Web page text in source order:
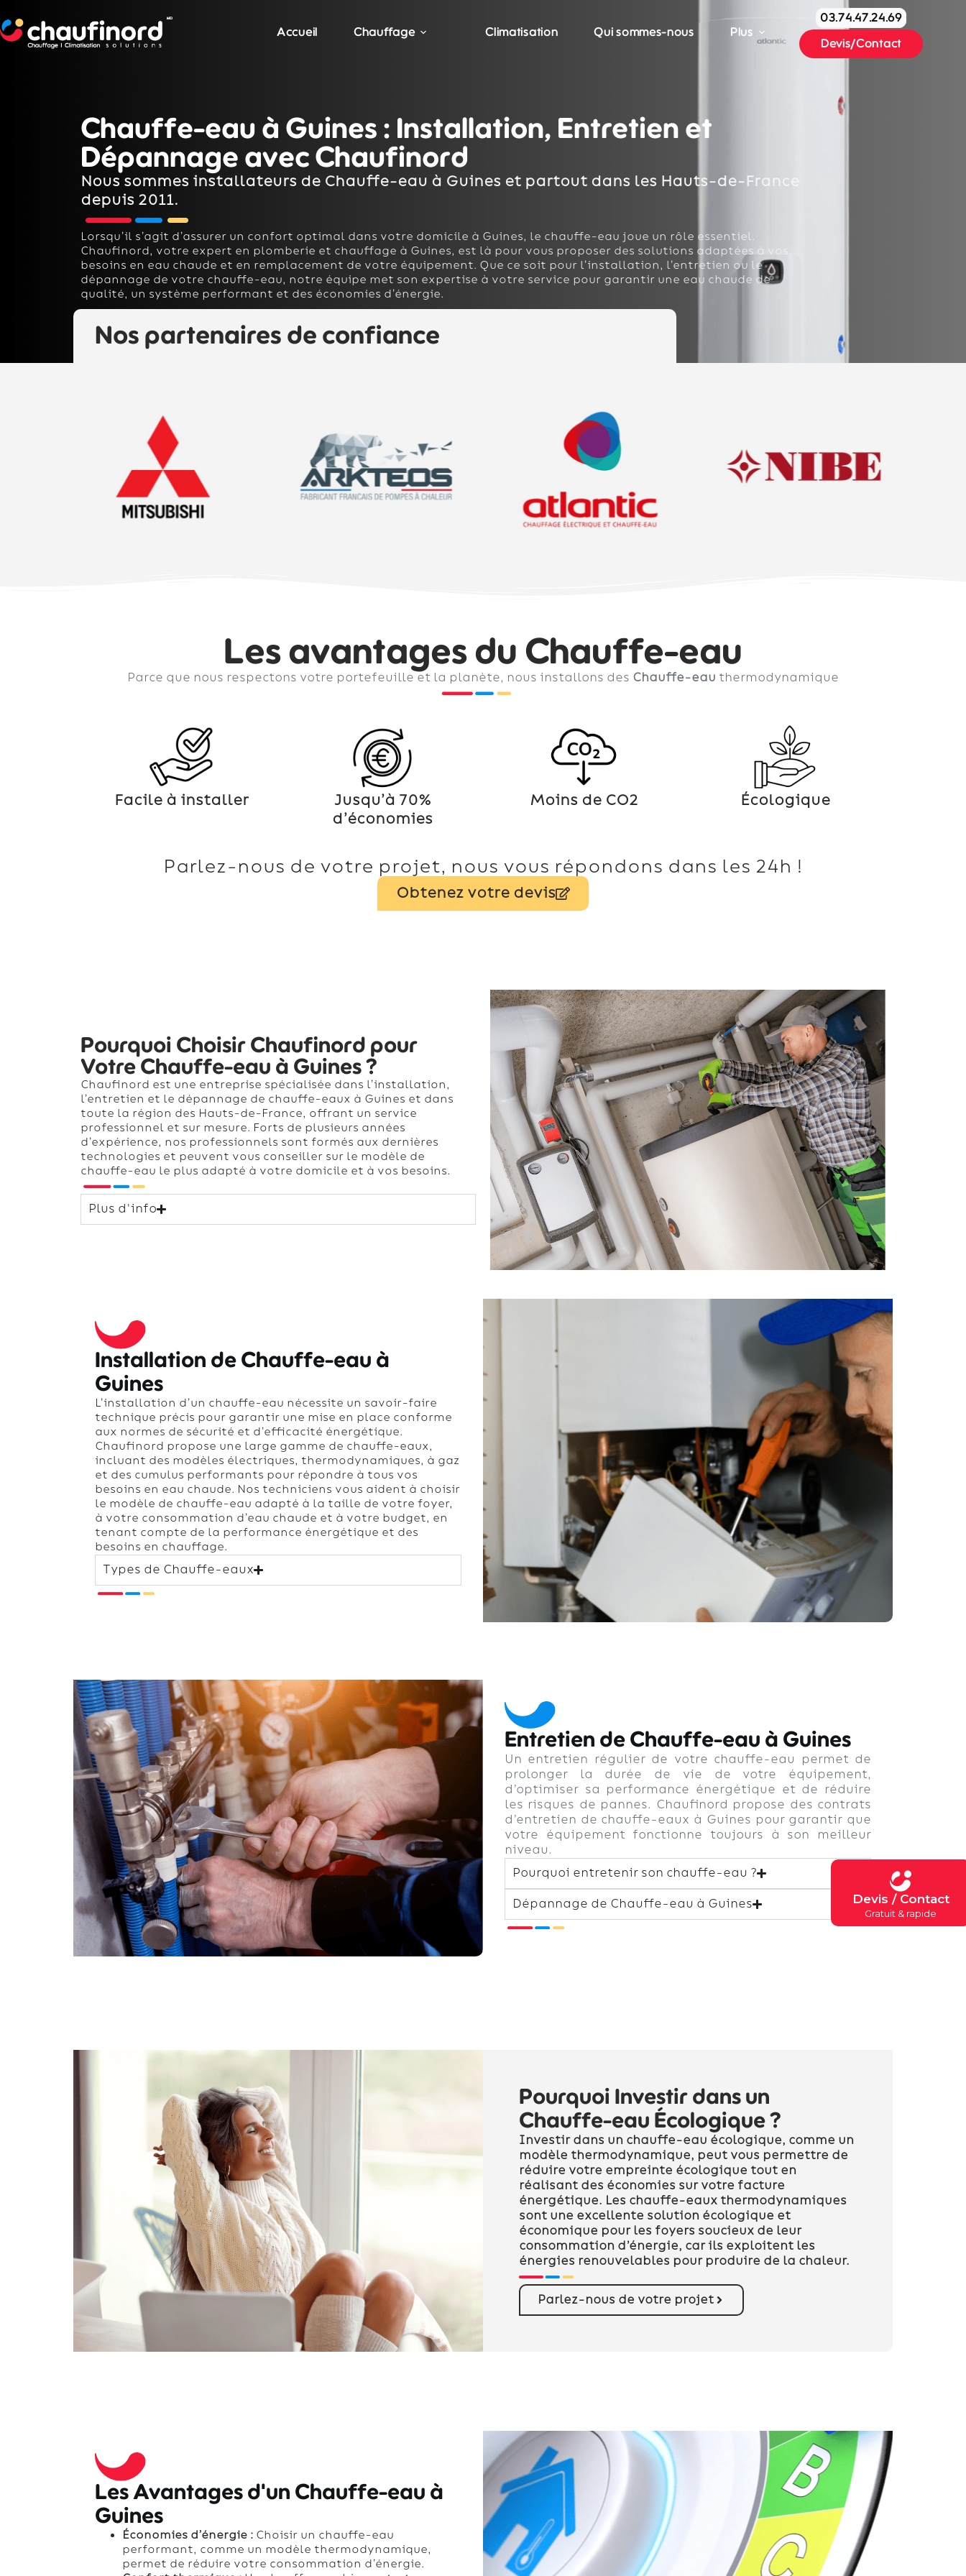
Accueil Chauffage Climatisation Qui sommes-nous Plus
03.74.47.24.69
Devis/Contact
Chauffe-eau à Guines : Installation, Entretien et
Dépannage avec Chaufinord
Nous sommes installateurs de Chauffe-eau à Guines et partout dans les Hauts-de-France
depuis 2011.
Lorsqu’il s’agit d’assurer un confort optimal dans votre domicile à Guines, le chauffe-eau joue un rôle essentiel.
Chaufinord, votre expert en plomberie et chauffage à Guines, est là pour vous proposer des solutions adaptées à vos
besoins en eau chaude et en remplacement de votre équipement. Que ce soit pour l’installation, l’entretien ou le
dépannage de votre chauffe-eau, notre équipe met son expertise à votre service pour garantir une eau chaude de
qualité, un système performant et des économies d’énergie.
Nos partenaires de confiance
Les avantages du Chauffe-eau
Parce que nous respectons votre portefeuille et la planète, nous installons des Chauffe-eau thermodynamique
Facile à installer
Jusqu’à 70%
d’économies
Moins de CO2 Écologique
Parlez-nous de votre projet, nous vous répondons dans les 24h !
Obtenez votre devis
Pourquoi Choisir Chaufinord pour
Votre Chauffe-eau à Guines ?
Chaufinord est une entreprise spécialisée dans l’installation,
l’entretien et le dépannage de chauffe-eaux à Guines et dans
toute la région des Hauts-de-France, offrant un service
professionnel et sur mesure. Forts de plusieurs années
d’expérience, nos professionnels sont formés aux dernières
technologies et peuvent vous conseiller sur le modèle de
chauffe-eau le plus adapté à votre domicile et à vos besoins.
Plus d'info
Installation de Chauffe-eau à
Guines
L’installation d’un chauffe-eau nécessite un savoir-faire
technique précis pour garantir une mise en place conforme
aux normes de sécurité et d’efficacité énergétique.
Chaufinord propose une large gamme de chauffe-eaux,
incluant des modèles électriques, thermodynamiques, à gaz
et des cumulus performants pour répondre à tous vos
besoins en eau chaude. Nos techniciens vous aident à choisir
le modèle de chauffe-eau adapté à la taille de votre foyer,
à votre consommation d’eau chaude et à votre budget, en
tenant compte de la performance énergétique et des
besoins en chauffage.
Types de Chauffe-eaux
Entretien de Chauffe-eau à Guines
Un entretien régulier de votre chauffe-eau permet de
prolonger la durée de vie de votre équipement,
d’optimiser sa performance énergétique et de réduire
les risques de pannes. Chaufinord propose des contrats
d’entretien de chauffe-eaux à Guines pour garantir que
votre équipement fonctionne toujours à son meilleur
niveau.
Pourquoi entretenir son chauffe-eau ?
Dépannage de Chauffe-eau à Guines
Pourquoi Investir dans un
Chauffe-eau Écologique ?
Investir dans un chauffe-eau écologique, comme un
modèle thermodynamique, peut vous permettre de
réduire votre empreinte écologique tout en
réalisant des économies sur votre facture
énergétique. Les chauffe-eaux thermodynamiques
sont une excellente solution écologique et
économique pour les foyers soucieux de leur
consommation d’énergie, car ils exploitent les
énergies renouvelables pour produire de la chaleur.
Parlez-nous de votre projet
Les Avantages d'un Chauffe-eau à
Guines
Économies d’énergie :Choisir un chauffe-eau
performant, comme un modèle thermodynamique,
permet de réduire votre consommation d’énergie.
Devis / Contact
Gratuit & rapide